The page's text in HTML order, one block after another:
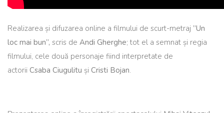
Realizarea și difuzarea online a filmului de scurt-metraj ”Un
loc mai bun”, scris de Andi Gherghe; tot el a semnat și regia
filmului, cele două personaje fiind interpretate de
actorii Csaba Ciugulitu și Cristi Bojan.